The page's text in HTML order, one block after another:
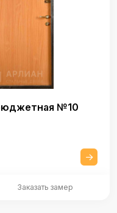
№10
Заказать замер